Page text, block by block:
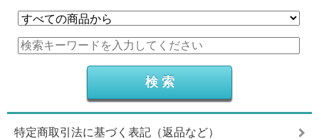
特定商取引法に基づく表記（返品など）